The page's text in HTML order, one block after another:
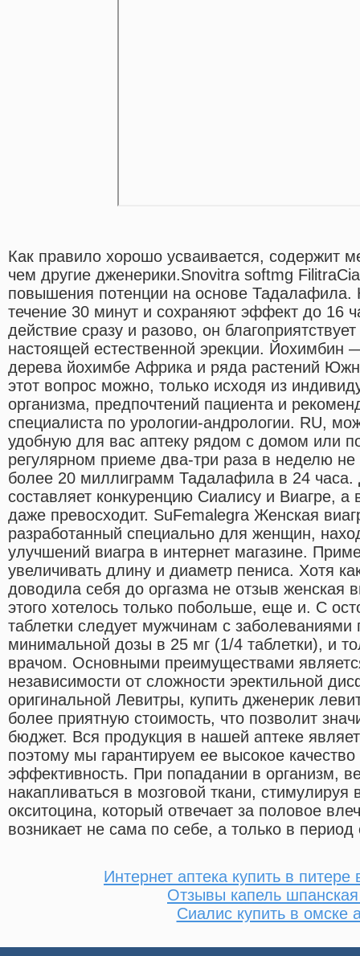
Как правило хорошо усваивается, содержит
чем другие дженерики.Snovitra softmg
повышения потенции на основе Тадалафила.
течение 30 минут и сохраняют эффект до 16
действие сразу и разово, он
настоящей естественной эрекции. Йохимбин
дерева йохимбе Африка и ряда растений
этот вопрос можно, только исходя из
организма, предпочтений пациента и
специалиста по урологии-андрологии. RU,
удобную для вас аптеку рядом с домом или
регулярном приеме два-три раза в неделю не
более 20 миллиграмм Тадалафила в 24 часа.
составляет конкуренцию Сиалису и Виагре, а
даже превосходит. SuFemalegra Женская
разработанный специально для женщин,
улучшений виагра в интернет магазине.
увеличивать длину и диаметр пениса. Хотя
доводила себя до оргазма не отзыв женская
этого хотелось только побольше, еще и. С
таблетки следует мужчинам с заболеваниями
минимальной дозы в 25 мг (1/4 таблетки), и
врачом. Основными преимуществами
независимости от сложности эректильной
оригинальной Левитры, купить дженерик
более приятную стоимость, что позволит
бюджет. Вся продукция в нашей аптеке
поэтому мы гарантируем ее высокое
эффективность. При попадании в организм,
накапливаться в мозговой ткани, стимулируя
окситоцина, который отвечает за половое
возникает не сама по себе, а только в период
Интернет аптека купить в питере
Отзывы капель
Сиалис купить в омске